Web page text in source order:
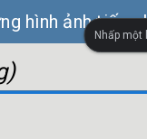
hình ảnh tiếng
Nhấp